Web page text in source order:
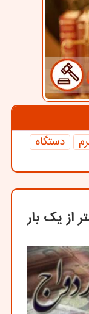
دستگاه
از یک بار